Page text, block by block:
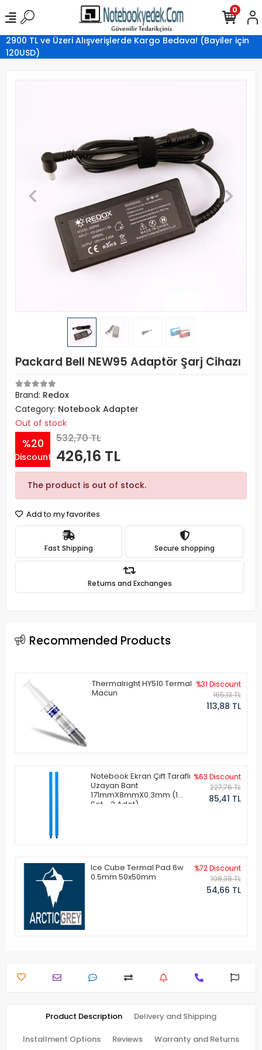
2900 TL ve Üzeri Alışverişlerde Kargo Bedava! (Bayiler için
120USD)
0
Packard Bell NEW95 Adaptör Şarj Cihazı
Brand: Redox
Category: Notebook Adapter
Out of stock
%20
Discount
532,70 TL
426,16 TL
The product is out of stock.
Add to my favorites
Fast Shipping Secure shopping
Returns and Exchanges
Recommended Products
Thermalright HY510 Termal
Macun
%31 Discount
165,13 TL
113,88 TL
Notebook Ekran Çift Taraflı
Uzayan Bant
171mmX8mmX0.3mm (1
Set - 2 Adet)
%63 Discount
227,76 TL
85,41 TL
Ice Cube Termal Pad 6w
0.5mm 50x50mm
%72 Discount
198,38 TL
54,66 TL
Product Description Delivery and Shipping
Installment Options Reviews Warranty and Returns